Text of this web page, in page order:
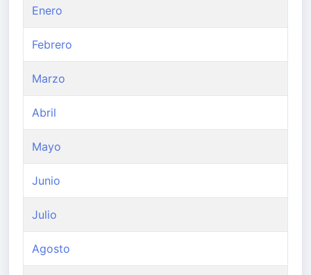
Enero
Febrero
Marzo
Abril
Mayo
Junio
Julio
Agosto